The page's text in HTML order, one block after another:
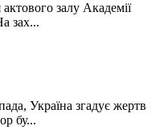
залу Академії
зах...
Україна згадує жертв
бу...